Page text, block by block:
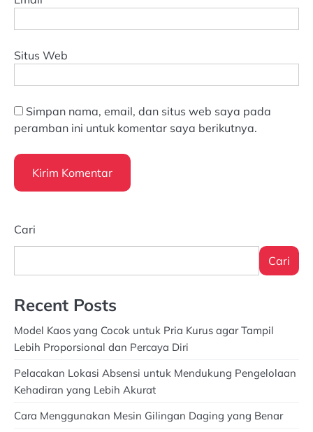
Situs Web
Simpan nama, email, dan situs web saya pada
peramban ini untuk komentar saya berikutnya.
Cari
Cari
Recent Posts
Model Kaos yang Cocok untuk Pria Kurus agar Tampil
Lebih Proporsional dan Percaya Diri
Pelacakan Lokasi Absensi untuk Mendukung Pengelolaan
Kehadiran yang Lebih Akurat
Cara Menggunakan Mesin Gilingan Daging yang Benar